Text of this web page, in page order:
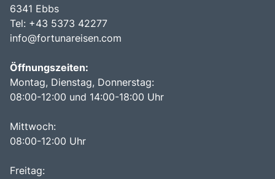
6341 Ebbs
Tel: +43 5373 42277
info@fortunareisen.com
Öffnungszeiten:
Montag, Dienstag, Donnerstag:
08:00-12:00 und 14:00-18:00 Uhr
Mittwoch:
08:00-12:00 Uhr
Freitag: